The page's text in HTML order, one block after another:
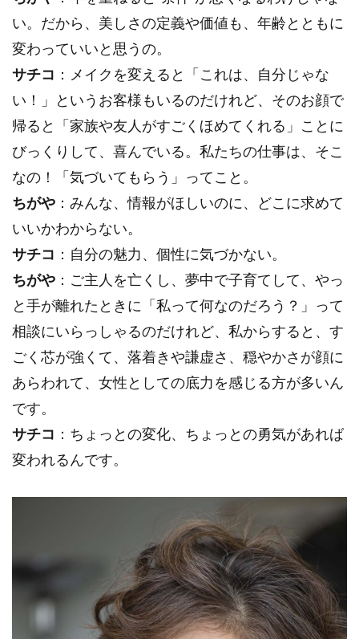
い。だから、美しさの定義や価値も、年齢とともに
変わっていいと思うの。
サチコ ：メイクを変えると「これは、自分じゃな
い！」というお客様もいるのだけれど、そのお顔で
帰ると「家族や友人がすごくほめてくれる」ことに
びっくりして、喜んでいる。私たちの仕事は、そこ
なの！「気づいてもらう」ってこと。
ちがや ：みんな、情報がほしいのに、どこに求めて
いいかわからない。
サチコ ：自分の魅力、個性に気づかない。
ちがや ：ご主人を亡くし、夢中で子育てして、やっ
と手が離れたときに「私って何なのだろう？」って
相談にいらっしゃるのだけれど、私からすると、す
ごく芯が強くて、落着きや謙虚さ、穏やかさが顔に
あらわれて、女性としての底力を感じる方が多いん
です。
サチコ ：ちょっとの変化、ちょっとの勇気があれば
変われるんです。